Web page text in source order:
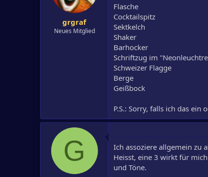
grgraf
Neues Mitglied
Flasche
Cocktailspitz
Sektkelch
Shaker
Barhocker
Schriftzug im
Schweizer Flagge
Berge
Geißbock
P.S.: Sorry, falls ich das ein
G
Ich assoziere allgemein zu
Heisst, eine 3 wirkt für
und Töne.